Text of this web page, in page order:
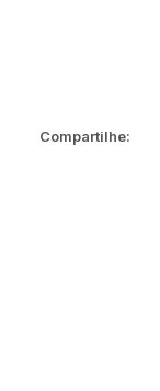
Compartilhe: